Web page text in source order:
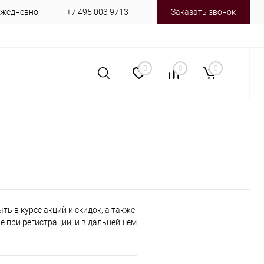
+7 495 003 9713 Заказать звонок
0 0 0
в курсе акций и скидок, а также
при регистрации, и в дальнейшем